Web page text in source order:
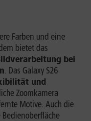
Farben und eine
bietet das
bei
. Das Galaxy S26
und
Zoomkamera
Motive. Auch die